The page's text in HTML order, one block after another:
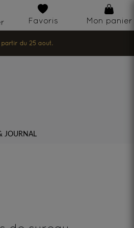
Favoris Mon panier
du 25 août.
JOURNAL